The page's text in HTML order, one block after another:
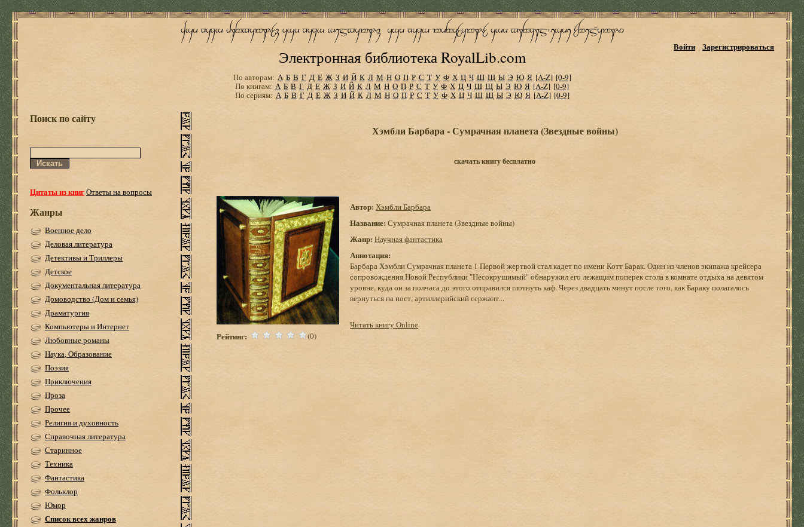
Электронная библиотека RoyalLib.com
Войти Зарегистрироваться
По авторам: А Б В Г Д Е Ж З И Й К Л М Н О П Р С Т У Ф Х Ц Ч Ш Щ Ы Э Ю Я [A-Z] [0-9]
По книгам: А Б В Г Д Е Ж З И Й К Л М Н О П Р С Т У Ф Х Ц Ч Ш Щ Ы Э Ю Я [A-Z] [0-9]
По сериям: А Б В Г Д Е Ж З И Й К Л М Н О П Р С Т У Ф Х Ц Ч Ш Щ Ы Э Ю Я [A-Z] [0-9]
Поиск по сайту
Цитаты из книгОтветы на вопросы
Жанры
Военное дело
Деловая литература
Детективы и Триллеры
Детское
Документальная литература
Домоводство (Дом и семья)
Драматургия
Компьютеры и Интернет
Любовные романы
Наука, Образование
Поэзия
Приключения
Проза
Прочее
Религия и духовность
Справочная литература
Старинное
Техника
Фантастика
Фольклор
Юмор
Список всех жанров
Хэмбли Барбара - Сумрачная планета (Звездные войны)
скачать книгу бесплатно
Рейтинг: (0)
Автор: Хэмбли Барбара
Название: Сумрачная планета (Звездные войны)
Жанр: Научная фантастика
Аннотация:
Барбара Хэмбли Сумрачная планета 1 Первой жертвой стал кадет по имени Котт Барак. Один из членов экипажа крейсера
сопровождения Новой Республики "Несокрушимый" обнаружил его лежащим поперек стола в комнате отдыха на девятом
уровне, куда он за полчаса до этого отправился глотнуть каф. Через двадцать минут после того, как Бараку полагалось
вернуться на пост, артиллерийский сержант...
Читать книгу Online